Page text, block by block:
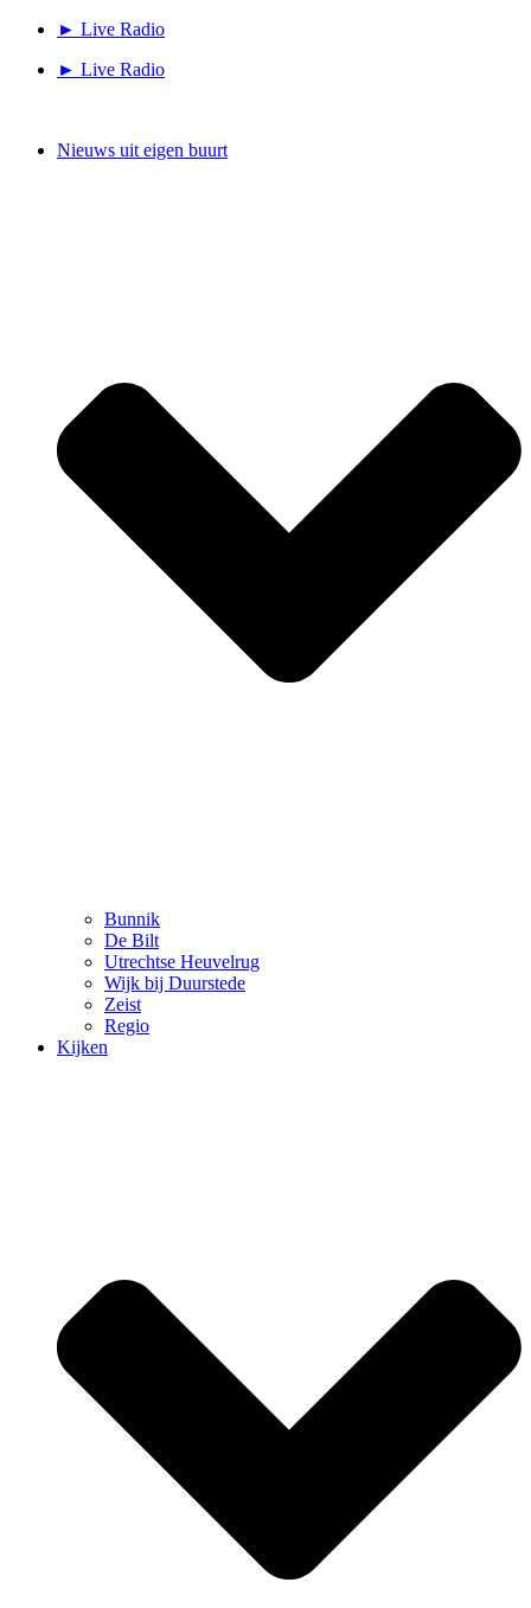
► Live Radio
► Live Radio
Nieuws uit eigen buurt
Bunnik
De Bilt
Utrechtse Heuvelrug
Wijk bij Duurstede
Zeist
Regio
Kijken